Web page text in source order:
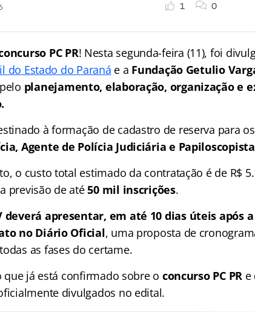
1 0
PC PR! Nesta segunda-feira (11), foi
do Estado do Paraná e a Fundação Getulio
planejamento, elaboração, organização e
à formação de cadastro de reserva para
Agente de Polícia Judiciária e
o custo total estimado da contratação é de R$
previsão de até50 mil inscrições.
deverá apresentar, em até 10 dias úteis após
no Diário Oficial, uma proposta de
as fases do certame.
que já está confirmado sobre o concurso PC PR e
divulgados no edital.